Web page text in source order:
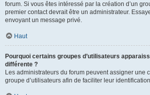
forum. Si vous êtes intéressé par la création d’un
premier contact devrait être un administrateur.
envoyant un message privé.
Haut
Pourquoi certains groupes d’utilisateurs
différente ?
Les administrateurs du forum peuvent assigner une
groupe d’utilisateurs afin de faciliter leur